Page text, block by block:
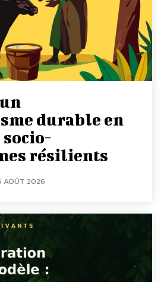
durable en
socio-
résilients
AOÛT 2026